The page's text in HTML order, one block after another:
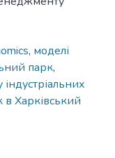
, моделі
парк,
в Харківський